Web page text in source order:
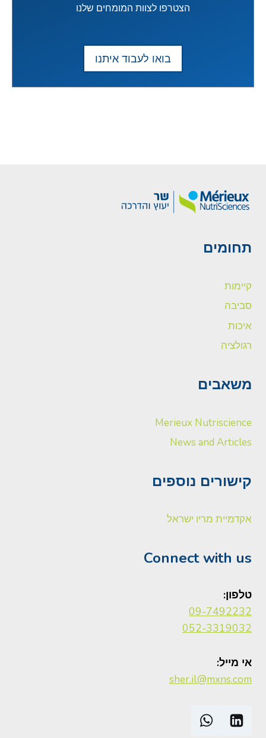
הצטרפו לצוות המומחים שלנו
בואו לעבוד איתנו
תחומים
קיימות
סביבה
איכות
רגולציה
משאבים
Merieux Nutriscience
News and Articles
קישורים נוספים
אקדמיית מריו ישראל
Connect with us
טלפון:
09-7492232
052-3319032
אי מייל:
sher.il@mxns.com